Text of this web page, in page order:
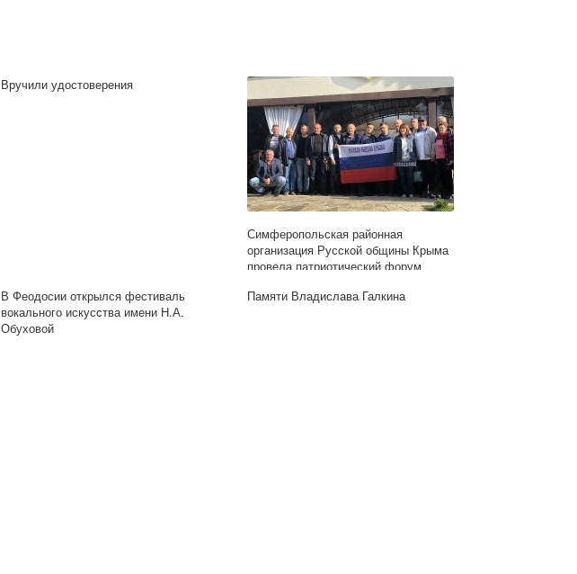
Вручили удостоверения
Симферопольская районная
организация Русской общины Крыма
провела патриотический форум
В Феодосии открылся фестиваль
вокального искусства имени Н.А.
Обуховой
Памяти Владислава Галкина